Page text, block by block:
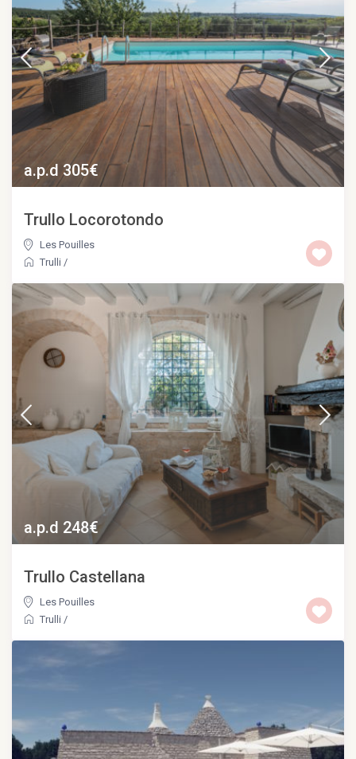
a.p.d 305€
Trullo Locorotondo
Les Pouilles
Trulli /
a.p.d 248€
Trullo Castellana
Les Pouilles
Trulli /